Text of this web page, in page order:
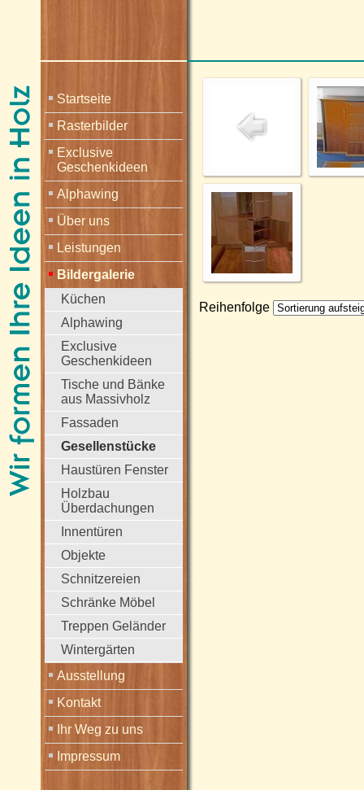
Startseite
Rasterbilder
Exclusive
Geschenkideen
Alphawing
Über uns
Leistungen
Bildergalerie
Küchen
Alphawing
Exclusive
Geschenkideen
Tische und Bänke
aus Massivholz
Fassaden
Gesellenstücke
Haustüren Fenster
Holzbau
Überdachungen
Innentüren
Objekte
Schnitzereien
Schränke Möbel
Treppen Geländer
Wintergärten
Ausstellung
Kontakt
Ihr Weg zu uns
Impressum
Reihenfolge